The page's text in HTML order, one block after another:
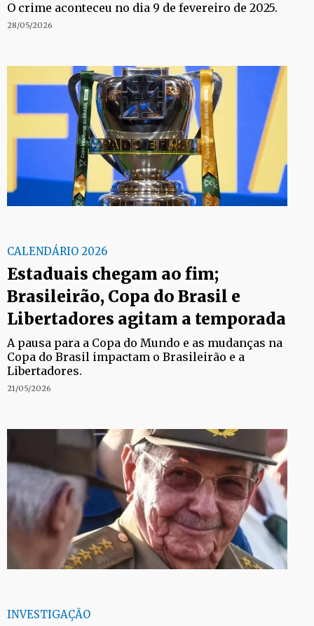
O crime aconteceu no dia 9 de fevereiro de 2025.
28/05/2026
CALENDÁRIO 2026
Estaduais chegam ao fim;
Brasileirão, Copa do Brasil e
Libertadores agitam a temporada
A pausa para a Copa do Mundo e as mudanças na
Copa do Brasil impactam o Brasileirão e a
Libertadores.
21/05/2026
INVESTIGAÇÃO